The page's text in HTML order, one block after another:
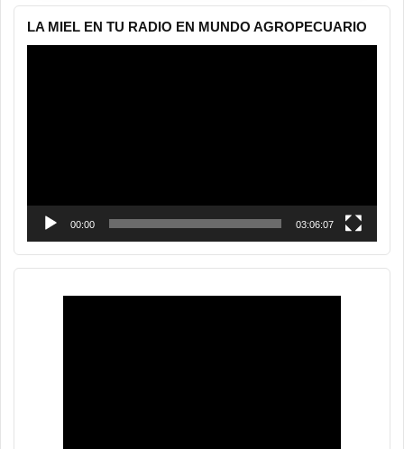
LA MIEL EN TU RADIO EN MUNDO AGROPECUARIO
00:00 03:06:07